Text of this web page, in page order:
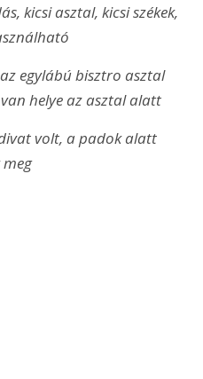
kicsi asztal, kicsi székek,
egylábú bisztro asztal
helye az asztal alatt
volt, a padok alatt